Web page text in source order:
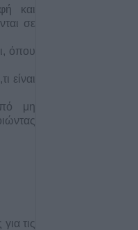
και
σε
όπου
είναι
μη
τις